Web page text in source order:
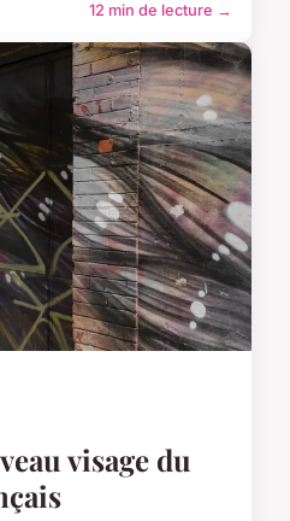
12 min de lecture →
visage du